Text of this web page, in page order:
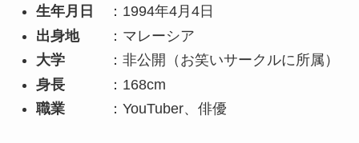
生年月日
：1994年4月4日
出身地：マレーシア
大学：非公開（お笑いサークルに所属）
身長：168cm
職業：YouTuber、俳優